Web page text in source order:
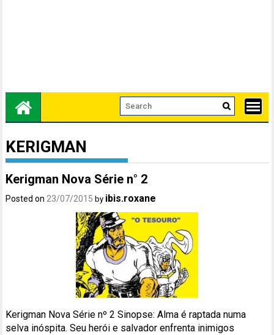
KERIGMAN
Kerigman Nova Série n° 2
Posted on23/07/2015 by ibis.roxane
Kerigman Nova Série nº 2 Sinopse: Alma é raptada numa
selva inóspita. Seu herói e salvador enfrenta inimigos